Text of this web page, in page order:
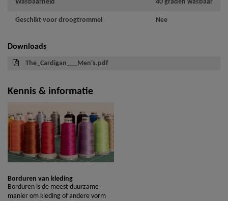
Wasbaarheid 40 graden wasbaar
Geschikt voor droogtrommel Nee
Downloads
The_Cardigan___Men's.pdf
Kennis & informatie
Borduren van kleding
Borduren is de meest duurzame
manier om kleding of andere vorm